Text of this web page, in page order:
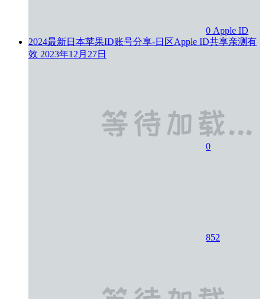
0 Apple ID
2024最新日本苹果ID账号分享-日区Apple ID共享亲测有
效 2023年12月27日
0
852